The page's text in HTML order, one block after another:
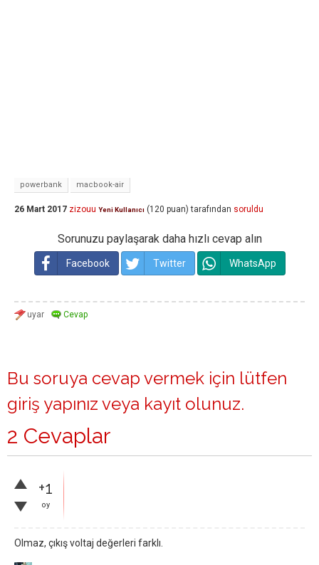
powerbank macbook-air
26 Mart 2017 zizouu Yeni Kullanıcı (120 puan) tarafından soruldu
Sorunuzu paylaşarak daha hızlı cevap alın
Facebook Twitter WhatsApp
Bu soruya cevap vermek için lütfen
giriş yapınız veya kayıt olunuz.
2 Cevaplar
+1
oy
Olmaz, çıkış voltaj değerleri farklı.